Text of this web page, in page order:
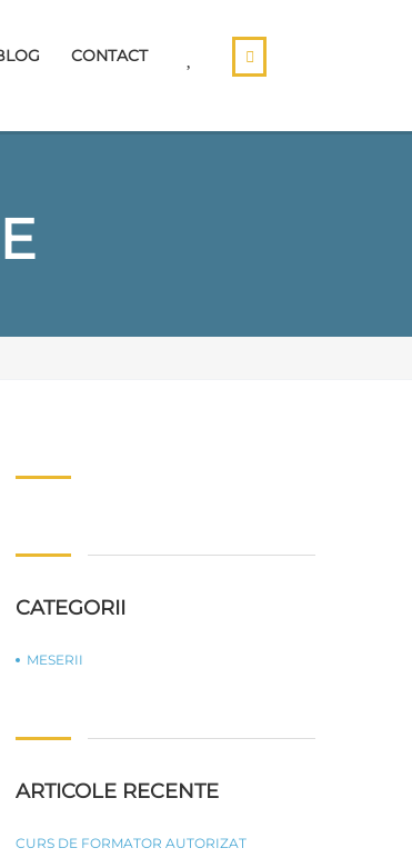
CONTACT
CATEGORII
MESERII
ARTICOLE RECENTE
CURS DE FORMATOR AUTORIZAT